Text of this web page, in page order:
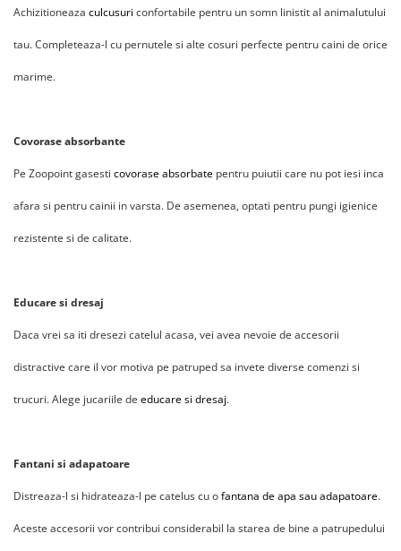
Achizitioneaza culcusuri confortabile pentru un somn linistit al animalutului
tau. Completeaza-l cu pernutele si alte cosuri perfecte pentru caini de orice
marime.
Covorase absorbante
Pe Zoopoint gasesti covorase absorbate pentru puiutii care nu pot iesi inca
afara si pentru cainii in varsta. De asemenea, optati pentru pungi igienice
rezistente si de calitate.
Educare si dresaj
Daca vrei sa iti dresezi catelul acasa, vei avea nevoie de accesorii
distractive care il vor motiva pe patruped sa invete diverse comenzi si
trucuri. Alege jucariile de educare si dresaj.
Fantani si adapatoare
Distreaza-l si hidrateaza-l pe catelus cu ofantana de apa sau adapatoare.
Aceste accesorii vor contribui considerabil la starea de bine a patrupedului